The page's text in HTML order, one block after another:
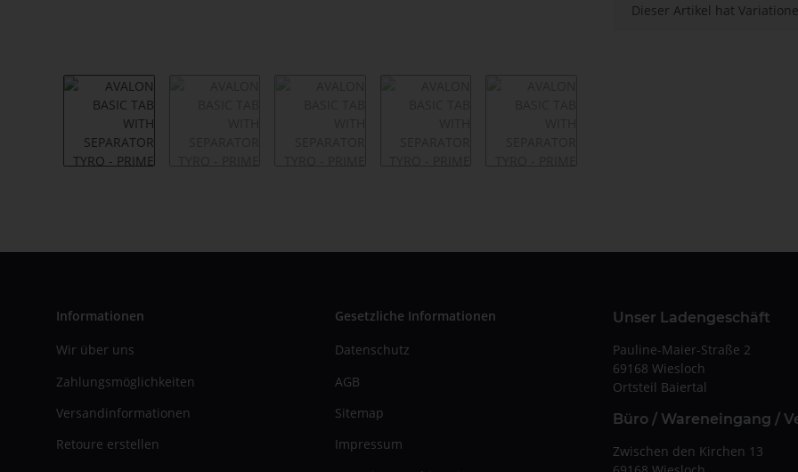
xDieser Artikel hat
Informationen
Wir über uns
Zahlungsmöglichkeiten
Versandinformationen
Retoure erstellen
Gesetzliche Informationen
Datenschutz
AGB
Sitemap
Impressum
Unser Ladengeschäft
Pauline-Maier-Straße 2
69168 Wiesloch
Ortsteil Baiertal
Büro / Wareneingang /
Zwischen den Kirchen 13